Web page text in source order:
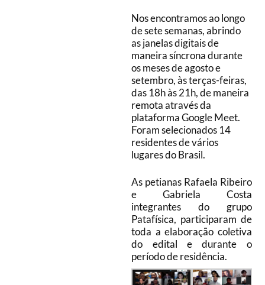
Nos encontramos ao longo
de sete semanas, abrindo
as janelas digitais de
maneira síncrona durante
os meses de agosto e
setembro, às terças-feiras,
das 18h às 21h, de maneira
remota através da
plataforma Google Meet.
Foram selecionados 14
residentes de vários
lugares do Brasil.
As petianas Rafaela Ribeiro
e Gabriela Costa
integrantes do grupo
Patafísica, participaram de
toda a elaboração coletiva
do edital e durante o
período de residência.